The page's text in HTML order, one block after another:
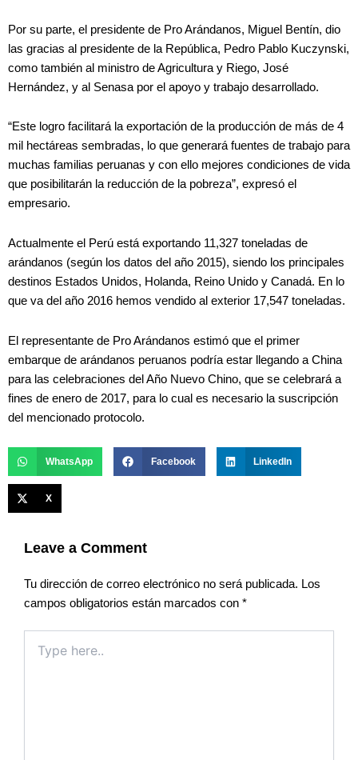
Por su parte, el presidente de Pro Arándanos, Miguel Bentín, dio
las gracias al presidente de la República, Pedro Pablo Kuczynski,
como también al ministro de Agricultura y Riego, José
Hernández, y al Senasa por el apoyo y trabajo desarrollado.
“Este logro facilitará la exportación de la producción de más de 4
mil hectáreas sembradas, lo que generará fuentes de trabajo para
muchas familias peruanas y con ello mejores condiciones de vida
que posibilitarán la reducción de la pobreza”, expresó el
empresario.
Actualmente el Perú está exportando 11,327 toneladas de
arándanos (según los datos del año 2015), siendo los principales
destinos Estados Unidos, Holanda, Reino Unido y Canadá. En lo
que va del año 2016 hemos vendido al exterior 17,547 toneladas.
El representante de Pro Arándanos estimó que el primer
embarque de arándanos peruanos podría estar llegando a China
para las celebraciones del Año Nuevo Chino, que se celebrará a
fines de enero de 2017, para lo cual es necesario la suscripción
del mencionado protocolo.
WhatsApp Facebook LinkedIn
X
Leave a Comment
Tu dirección de correo electrónico no será publicada. Los
campos obligatorios están marcados con *
here..